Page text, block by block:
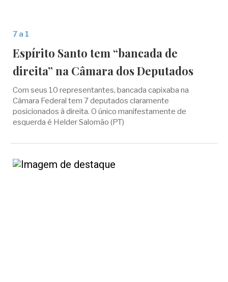
7 a 1
Espírito Santo tem “bancada de
direita” na Câmara dos Deputados
Com seus 10 representantes, bancada capixaba na
Câmara Federal tem 7 deputados claramente
posicionados à direita. O único manifestamente de
esquerda é Helder Salomão (PT)